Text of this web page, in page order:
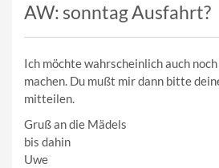
AW: sonntag Ausfahrt?
Ich möchte wahrscheinlich auch
machen. Du mußt mir dann bitte
mitteilen.
Gruß an die Mädels
bis dahin
Uwe